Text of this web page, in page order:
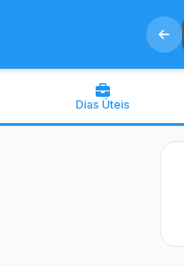
Dias Úteis